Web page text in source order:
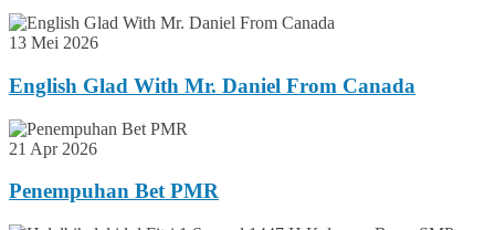
13 Mei 2026
English Glad With Mr. Daniel From Canada
21 Apr 2026
Penempuhan Bet PMR